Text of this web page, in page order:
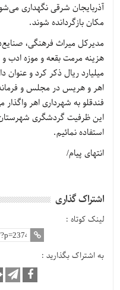
آذربایجان شرقی نگهداری
مکان بازگردانده شوند.
مدیرکل میراث فرهنگی،
میلیارد ریال ذکر کرد و
اهر و هریس در مجلس و
فندقلو به شهرداری اهر واگذار
این ظرفیت گردشگری
استفاده نمائیم.
انتهای پیام/
اشتراک گذاری
لینک کوتاه :
به اشتراک بگذارید :